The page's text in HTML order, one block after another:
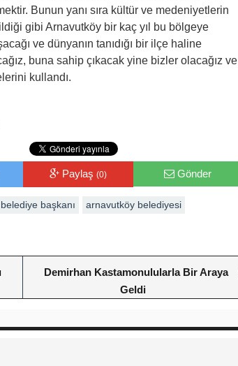
Bunun yanı sıra kültür ve medeniyetlerin
gibi Arnavutköy bir kaç yıl bu bölgeye
ve dünyanın tanıdığı bir ilçe haline
buna sahip çıkacak yine bizler olacağız ve
kullandı.
Paylaş (0) Gönder
başkanı
arnavutköy belediyesi
Demirhan Kastamonulularla Bir Araya
Geldi